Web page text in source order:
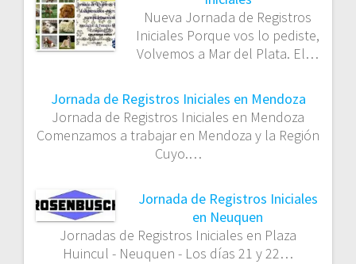
Nueva Jornada de Registros
Iniciales Porque vos lo pediste,
Volvemos a Mar del Plata. El…
Jornada de Registros Iniciales en Mendoza
Jornada de Registros Iniciales en Mendoza
Comenzamos a trabajar en Mendoza y la Región
Cuyo.…
Jornada de Registros Iniciales
en Neuquen
Jornadas de Registros Iniciales en Plaza
Huincul - Neuquen - Los días 21 y 22…